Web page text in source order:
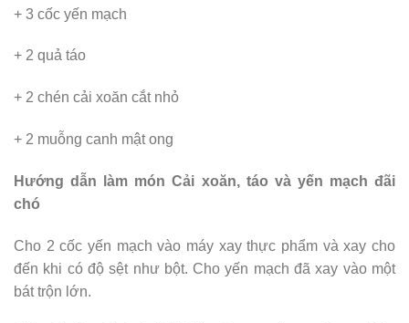
+ 3 cốc yến mạch
+ 2 quả táo
+ 2 chén cải xoăn cắt nhỏ
+ 2 muỗng canh mật ong
Hướng dẫn làm món Cải xoăn, táo và yến mạch đãi
chó
Cho 2 cốc yến mạch vào máy xay thực phẩm và xay cho
đến khi có độ sệt như bột. Cho yến mạch đã xay vào một
bát trộn lớn.